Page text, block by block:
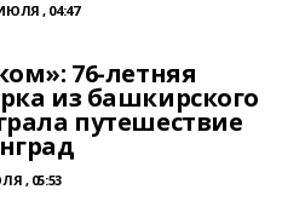
, 04:47
76-летняя
из башкирского
путешествие
, 05:53